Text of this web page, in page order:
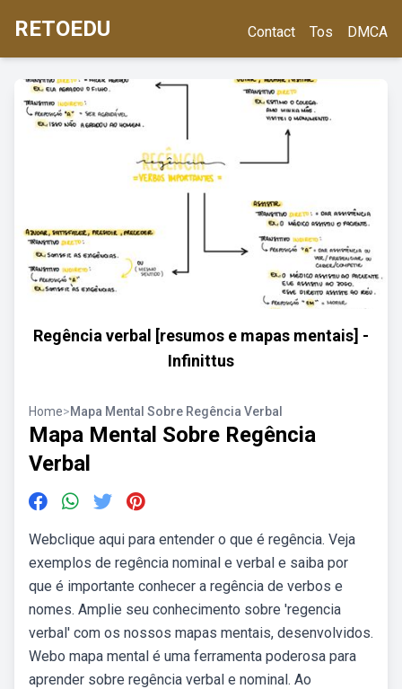
RETOEDU Contact Tos DMCA
Regência verbal [resumos e mapas mentais] -
Infinittus
Home>Mapa Mental Sobre Regência Verbal
Mapa Mental Sobre Regência
Verbal
Webclique aqui para entender o que é regência. Veja
exemplos de regência nominal e verbal e saiba por
que é importante conhecer a regência de verbos e
nomes. Amplie seu conhecimento sobre 'regencia
verbal' com os nossos mapas mentais, desenvolvidos.
Webo mapa mental é uma ferramenta poderosa para
aprender sobre regência verbal e nominal. Ao